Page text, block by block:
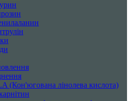
(Кон'югована лінолева кислота)